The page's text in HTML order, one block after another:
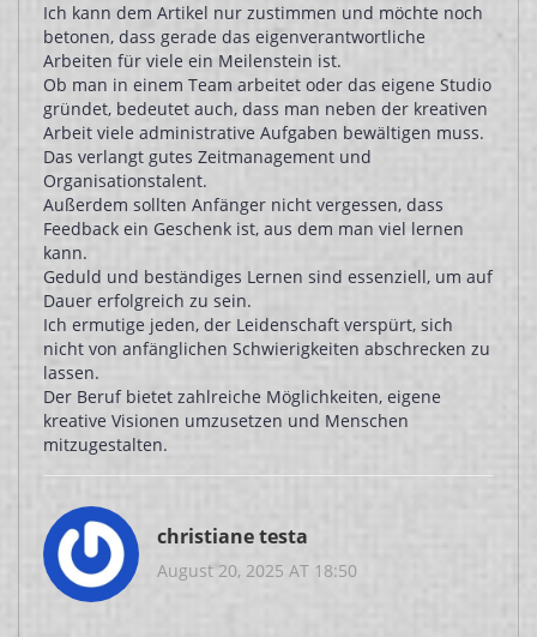
Ich kann dem Artikel nur zustimmen und möchte noch
betonen, dass gerade das eigenverantwortliche
Arbeiten für viele ein Meilenstein ist.
Ob man in einem Team arbeitet oder das eigene Studio
gründet, bedeutet auch, dass man neben der kreativen
Arbeit viele administrative Aufgaben bewältigen muss.
Das verlangt gutes Zeitmanagement und
Organisationstalent.
Außerdem sollten Anfänger nicht vergessen, dass
Feedback ein Geschenk ist, aus dem man viel lernen
kann.
Geduld und beständiges Lernen sind essenziell, um auf
Dauer erfolgreich zu sein.
Ich ermutige jeden, der Leidenschaft verspürt, sich
nicht von anfänglichen Schwierigkeiten abschrecken zu
lassen.
Der Beruf bietet zahlreiche Möglichkeiten, eigene
kreative Visionen umzusetzen und Menschen
mitzugestalten.
christiane testa
August 20, 2025 AT 18:50